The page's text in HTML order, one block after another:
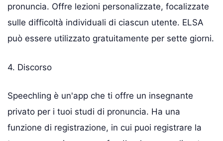
pronuncia. Offre lezioni personalizzate, focalizzate
sulle difficoltà individuali di ciascun utente. ELSA
può essere utilizzato gratuitamente per sette giorni.
4. Discorso
Speechling è un'app che ti offre un insegnante
privato per i tuoi studi di pronuncia. Ha una
funzione di registrazione, in cui puoi registrare la